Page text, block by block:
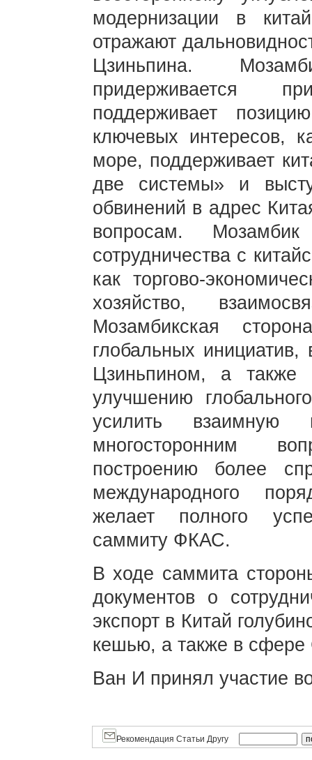
модернизации в
отражают
Цзиньпина.
придерживается
поддерживает
ключевых интересов,
море, поддерживает
две системы» и
обвинений в адрес
вопросам.
сотрудничества с
как торгово-
хозяйство,
Мозамбикская
глобальных
Цзиньпином, а также
улучшению
усилить
многосторонним
построению более
международного
желает полного
саммиту ФКАС.
В ходе саммита
документов о
экспорт в Китай
кешью, а также в
Ван И принял участие
Рекомендация Статьи Другу